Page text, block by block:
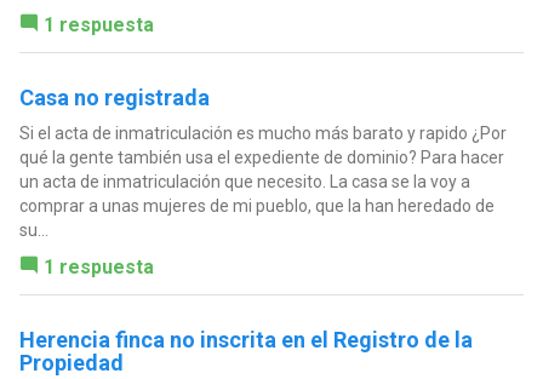
1 respuesta
Casa no registrada
Si el acta de inmatriculación es mucho más barato y rapido ¿Por
qué la gente también usa el expediente de dominio? Para hacer
un acta de inmatriculación que necesito. La casa se la voy a
comprar a unas mujeres de mi pueblo, que la han heredado de
su...
1 respuesta
Herencia finca no inscrita en el Registro de la
Propiedad